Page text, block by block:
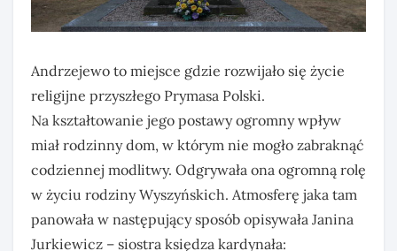
Andrzejewo to miejsce gdzie rozwijało się życie
religijne przyszłego Prymasa Polski.
Na kształtowanie jego postawy ogromny wpływ
miał rodzinny dom, w którym nie mogło zabraknąć
codziennej modlitwy. Odgrywała ona ogromną rolę
w życiu rodziny Wyszyńskich. Atmosferę jaka tam
panowała w następujący sposób opisywała Janina
Jurkiewicz – siostra księdza kardynała: